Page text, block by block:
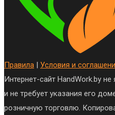
Правила | Условия и
Интернет-сайт HandWork.by
и не требует указания его
розничную торговлю.